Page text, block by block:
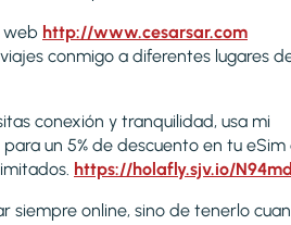
web http://www.cesarsar.com
conmigo a diferentes lugares
conexión y tranquilidad, usa mi
para un 5% de descuento en tu eSim
https://holafly.sjv.io/
siempre online, sino de tenerlo